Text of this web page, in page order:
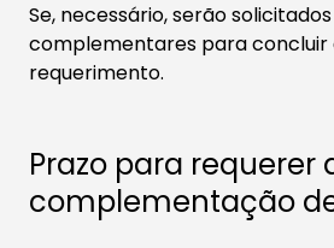
Se, necessário, serão
complementares para concluir
requerimento.
Prazo para requerer
complementação